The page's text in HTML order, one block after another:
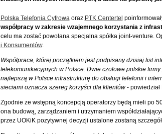
Polska Telefonia Cyfrowaoraz PTK Centertel
współpracy w zakresie wzajemnego korzystania z
celu ma zostać powołana specjalna spółka joint-venture.
i Konsumentów.
Współpraca, której początkiem jest podpisany dzisiaj list
telekomunikacyjnych w Polsce. Dwie czołowe polskie
najlepszą w Polsce infrastrukturę do obsługi telefonii i
sieciami oznacza szereg korzyści dla klientów- powiedział
Zgodnie ze wstępną koncepcją operatorzy będą mieli po
ona budową, zarządzaniem i utrzymaniem
przez UOKiK pozytywnej decyzji ustalone zostaną